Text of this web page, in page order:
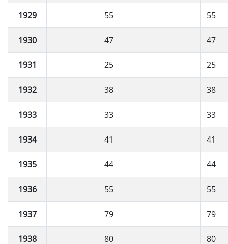
1929 55 55
1930 47 47
1931 25 25
1932 38 38
1933 33 33
1934 41 41
1935 44 44
1936 55 55
1937 79 79
1938 80 80